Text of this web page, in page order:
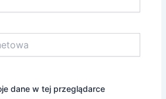
dane w tej przeglądarce